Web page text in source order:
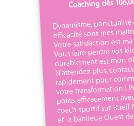
Dynamisme,
efficacité sont mes
Votre satisfaction est
Vous faire perdre vos
durablement est mon
N'attendez plus,
rapidement pour
votre transformation !
poids efficacement
coach sportif sur
et la banlieue Ouest